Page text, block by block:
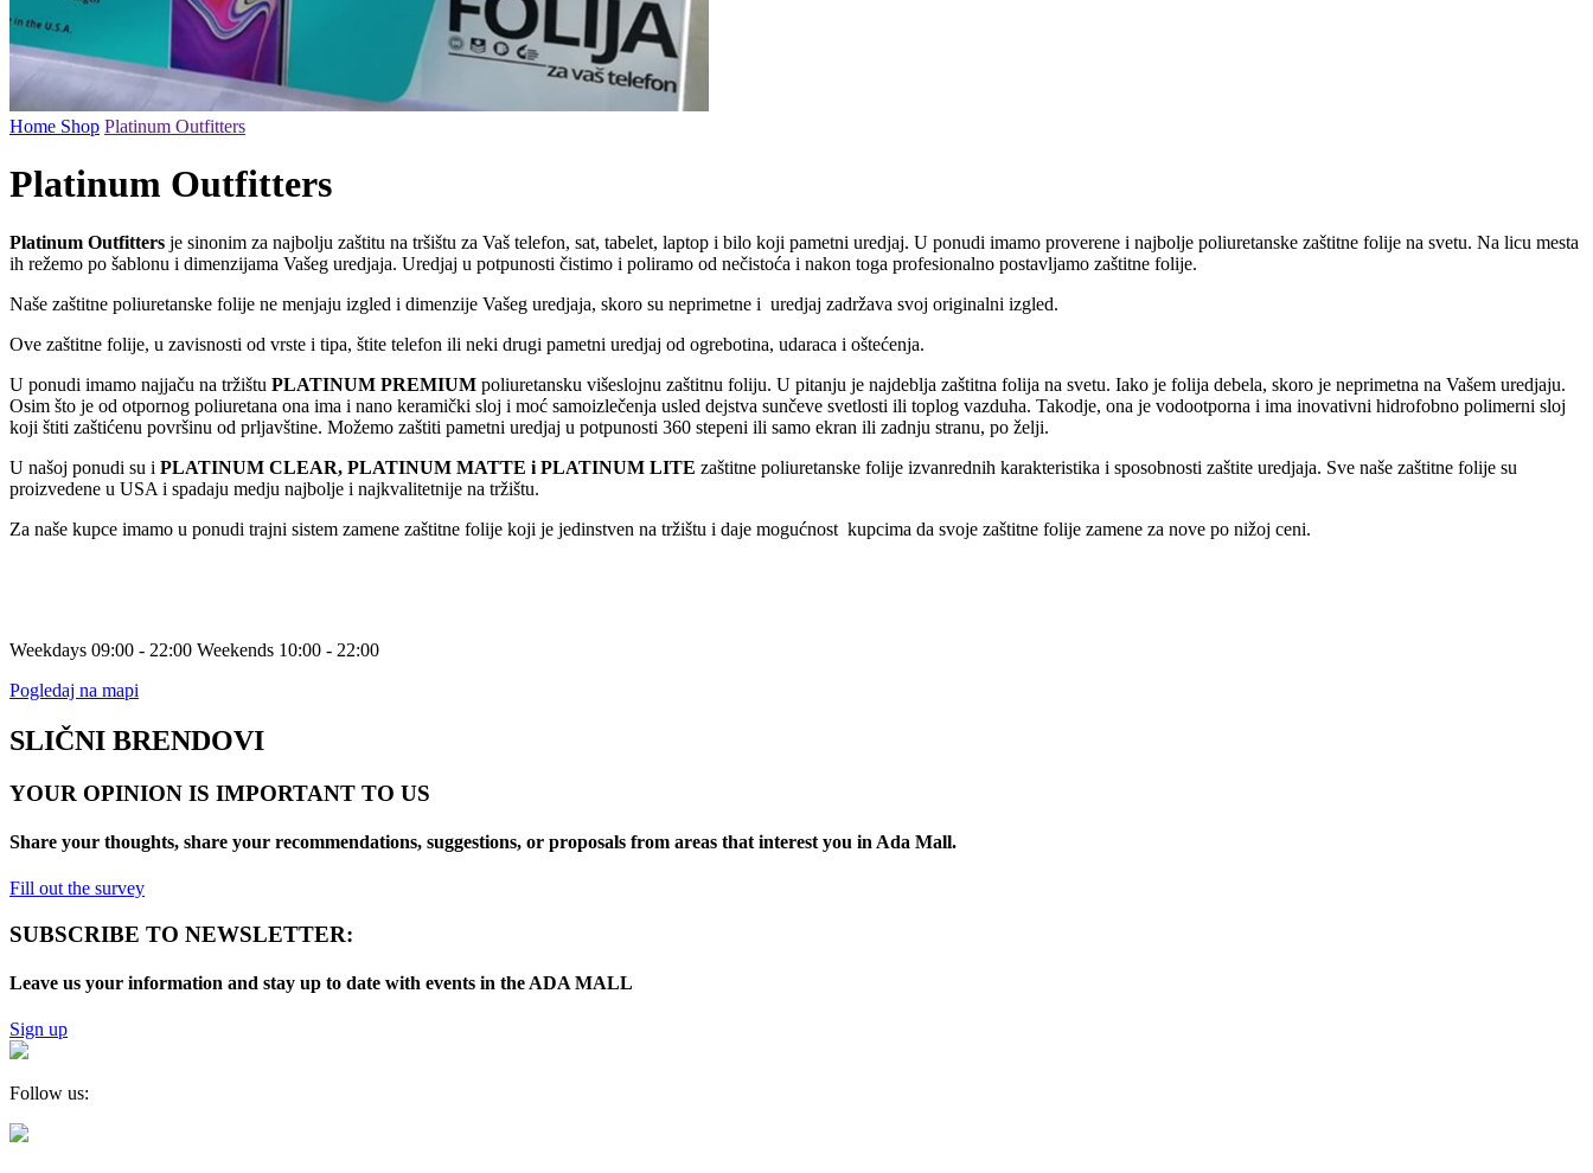
Home Shop Platinum Outfitters
Platinum Outfitters
Platinum Outfitters je sinonim za najbolju zaštitu na tršištu za Vaš telefon, sat, tabelet, laptop i bilo koji pametni uredjaj. U ponudi imamo proverene i najbolje poliuretanske zaštitne folije na svetu. Na licu mesta
ih režemo po šablonu i dimenzijama Vašeg uredjaja. Uredjaj u potpunosti čistimo i poliramo od nečistoća i nakon toga profesionalno postavljamo zaštitne folije.
Naše zaštitne poliuretanske folije ne menjaju izgled i dimenzije Vašeg uredjaja, skoro su neprimetne i uredjaj zadržava svoj originalni izgled.
Ove zaštitne folije, u zavisnosti od vrste i tipa, štite telefon ili neki drugi pametni uredjaj od ogrebotina, udaraca i oštećenja.
U ponudi imamo najjaču na tržištu PLATINUM PREMIUM poliuretansku višeslojnu zaštitnu foliju. U pitanju je najdeblja zaštitna folija na svetu. Iako je folija debela, skoro je neprimetna na Vašem uredjaju.
Osim što je od otpornog poliuretana ona ima i nano keramički sloj i moć samoizlečenja usled dejstva sunčeve svetlosti ili toplog vazduha. Takodje, ona je vodootporna i ima inovativni hidrofobno polimerni sloj
koji štiti zaštićenu površinu od prljavštine. Možemo zaštiti pametni uredjaj u potpunosti 360 stepeni ili samo ekran ili zadnju stranu, po želji.
U našoj ponudi su i PLATINUM CLEAR, PLATINUM MATTE i PLATINUM LITE zaštitne poliuretanske folije izvanrednih karakteristika i sposobnosti zaštite uredjaja. Sve naše zaštitne folije su
proizvedene u USA i spadaju medju najbolje i najkvalitetnije na tržištu.
Za naše kupce imamo u ponudi trajni sistem zamene zaštitne folije koji je jedinstven na tržištu i daje mogućnost kupcima da svoje zaštitne folije zamene za nove po nižoj ceni.
Weekdays 09:00 - 22:00 Weekends 10:00 - 22:00
Pogledaj na mapi
SLIČNI BRENDOVI
YOUR OPINION IS IMPORTANT TO US
Share your thoughts, share your recommendations, suggestions, or proposals from areas that interest you in Ada Mall.
Fill out the survey
SUBSCRIBE TO NEWSLETTER:
Leave us your information and stay up to date with events in the ADA MALL
Sign up
Follow us: